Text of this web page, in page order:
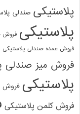
پلاستیکی صندلی
پلاستیکی فروش
فروش عمده صندلی پلاستیکی
فروش میز صندلی
پلاستیکی فروش
فروش کلمن پلاستیکی